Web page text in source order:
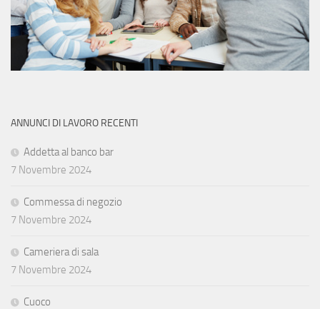
ANNUNCI DI LAVORO RECENTI
Addetta al banco bar
7 Novembre 2024
Commessa di negozio
7 Novembre 2024
Cameriera di sala
7 Novembre 2024
Cuoco